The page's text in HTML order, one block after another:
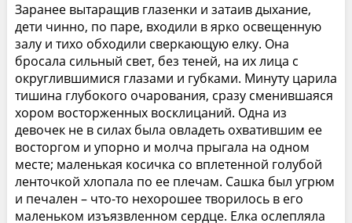
Заранее вытаращив глазенки и затаив дыхание,
дети чинно, по паре, входили в ярко освещенную
залу и тихо обходили сверкающую елку. Она
бросала сильный свет, без теней, на их лица с
округлившимися глазами и губками. Минуту царила
тишина глубокого очарования, сразу сменившаяся
хором восторженных восклицаний. Одна из
девочек не в силах была овладеть охватившим ее
восторгом и упорно и молча прыгала на одном
месте; маленькая косичка со вплетенной голубой
ленточкой хлопала по ее плечам. Сашка был угрюм
и печален – что-то нехорошее творилось в его
маленьком изъязвленном сердце. Елка ослепляла